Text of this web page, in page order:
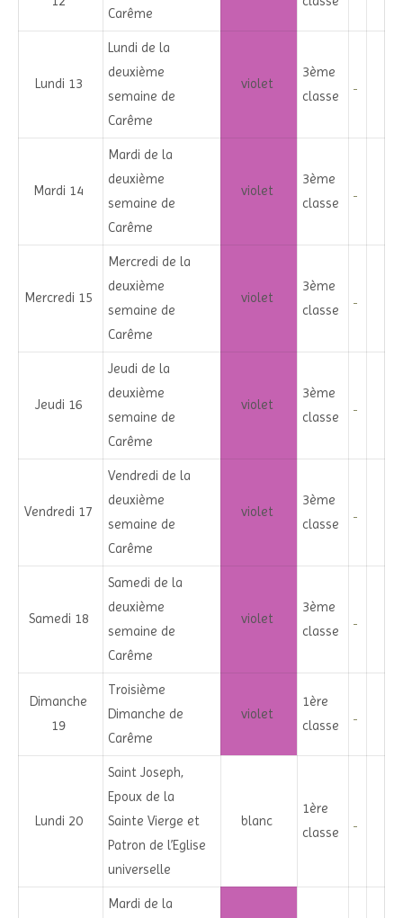
Carême
Lundi 13
Lundi de la
deuxième
semaine de
Carême
violet
3ème
classe
Mardi 14
Mardi de la
deuxième
semaine de
Carême
violet
3ème
classe
Mercredi 15
Mercredi de la
deuxième
semaine de
Carême
violet
3ème
classe
Jeudi 16
Jeudi de la
deuxième
semaine de
Carême
violet
3ème
classe
Vendredi 17
Vendredi de la
deuxième
semaine de
Carême
violet
3ème
classe
Samedi 18
Samedi de la
deuxième
semaine de
Carême
violet
3ème
classe
Dimanche
19
Troisième
Dimanche de
Carême
violet
1ère
classe
Lundi 20
Saint Joseph,
Epoux de la
Sainte Vierge et
Patron de l’Eglise
universelle
blanc
1ère
classe
Mardi de la